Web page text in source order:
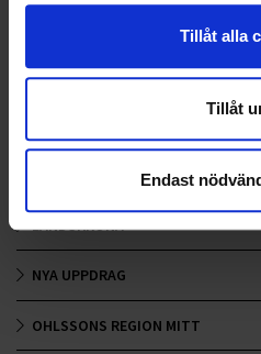
Tillåt alla
Tillåt
Endast
Nyheter
LANDSKRONA
NYA UPPDRAG
OHLSSONS REGION MITT